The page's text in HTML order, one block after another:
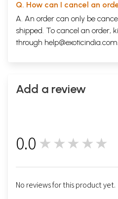
Q. How can I cancel an
A. An order can only be
shipped. To cancel an order,
through help@exoticindia.com.
Add a review
0.0 ★★★★★
No reviews for this product yet.